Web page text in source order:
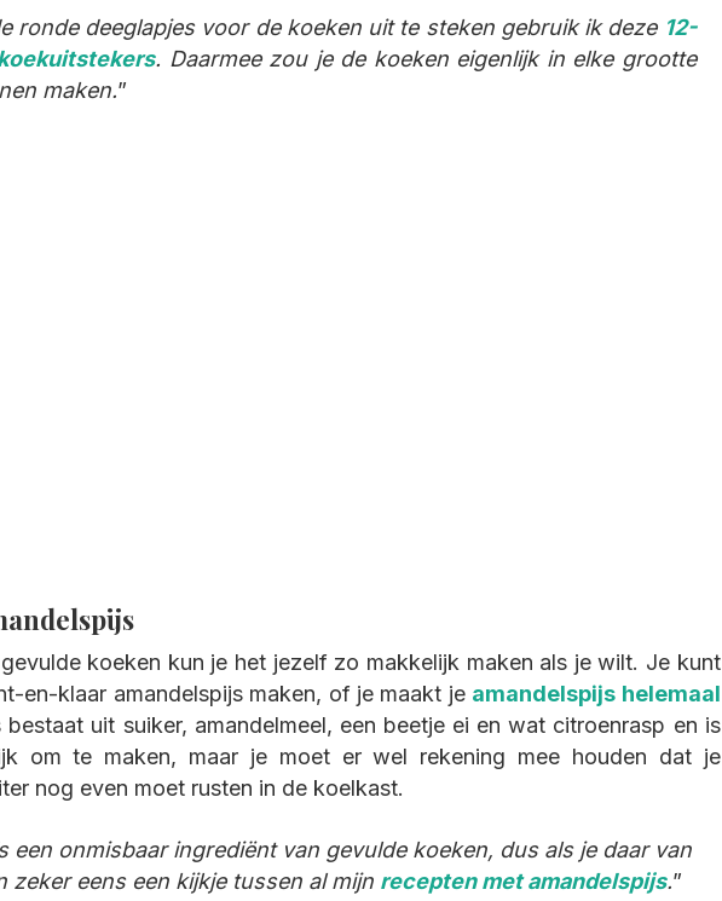
ronde deeglapjes voor de koeken uit te steken gebruik ik deze 12-
. Daarmee zou je de koeken eigenlijk in elke grootte
maken.
koeken kun je het jezelf zo makkelijk maken als je wilt. Je kunt
en-klaar amandelspijs maken, of je maakt je amandelspijs helemaal
bestaat uit suiker, amandelmeel, een beetje ei en wat citroenrasp en is
om te maken, maar je moet er wel rekening mee houden dat je
nog even moet rusten in de koelkast.
een onmisbaar ingrediënt van gevulde koeken, dus als je daar van
zeker eens een kijkje tussen al mijn recepten met amandelspijs.